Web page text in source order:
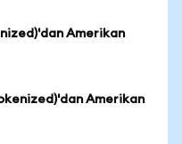
Amerikan
Amerikan